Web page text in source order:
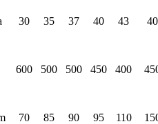
30 35 37 40 43 40
600 500 500 450 400
70 85 90 95 110